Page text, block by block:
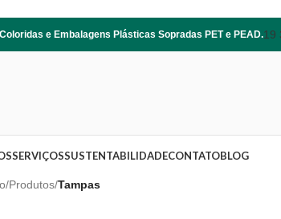
e Embalagens Plásticas Sopradas PET e PEAD.19
SERVIÇOSSUSTENTABILIDADECONTATOBLOG
/Produtos/Tampas